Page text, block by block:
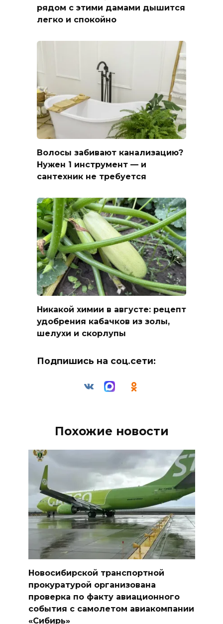
рядом с этими дамами дышится
легко и спокойно
Волосы забивают канализацию?
Нужен 1 инструмент — и
сантехник не требуется
Никакой химии в августе: рецепт
удобрения кабачков из золы,
шелухи и скорлупы
Подпишись на соц.сети:
Похожие новости
Новосибирской транспортной
прокуратурой организована
проверка по факту авиационного
события с самолетом авиакомпании
«Сибирь»